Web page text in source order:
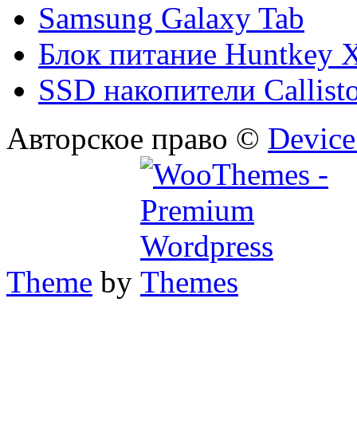
Samsung Galaxy Tab
Блок питание Huntkey
SSD накопители
Авторское право ©
Theme by